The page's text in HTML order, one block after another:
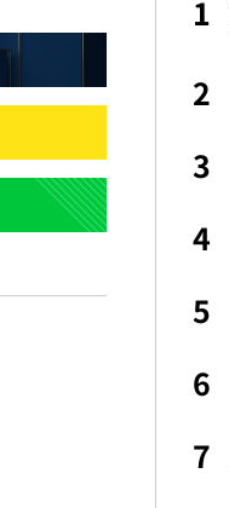
판 성 접대 파문에 "현
"
' 변신 근황 "가볼 만하
사보고서 나왔다…월드
출발…나스닥
1
2
3
4
5
6
7